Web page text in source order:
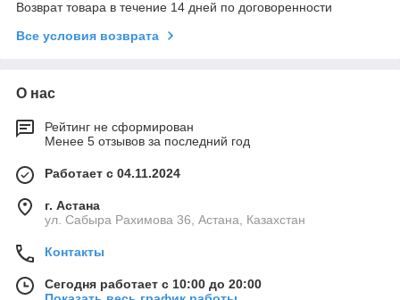
Возврат товара в течение 14 дней по договоренности
Все условия возврата
О нас
Рейтинг не сформирован
Менее 5 отзывов за последний год
Работает с 04.11.2024
г. Астана
ул. Сабыра Рахимова 36, Астана, Казахстан
Контакты
Сегодня работает с 10:00 до 20:00